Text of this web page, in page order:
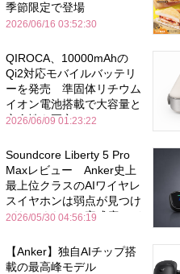
季節限定で登場
2026/06/16 03:52:30
QIROCA、10000mAhの
Qi2対応モバイルバッテリ
ーを発売 準固体リチウム
イオン電池搭載で大容量と
安全性を両立
2026/06/09 01:23:22
Soundcore Liberty 5 Pro
Maxレビュー Anker史上
最上位クラスのAIワイヤレ
スイヤホンは弱点が見つけ
づらいくらいの完成度にび
Bose並み
2026/05/30 04:56:19
【Anker】独自AIチップ搭
載の最高峰モデル